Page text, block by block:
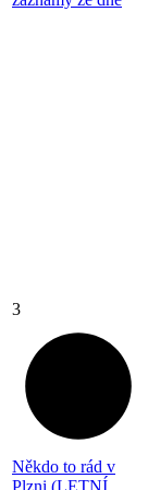
3
Někdo to rád v
Plzni (LETNÍ